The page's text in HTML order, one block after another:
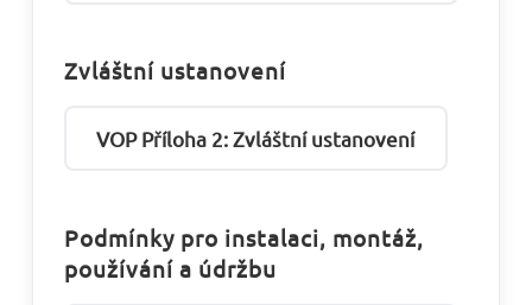
Zvláštní ustanovení
VOP Příloha 2: Zvláštní ustanovení
Podmínky pro instalaci, montáž,
používání a údržbu